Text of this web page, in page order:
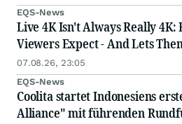
EQS-News
Live 4K Isn't Always Really
Viewers Expect - And Lets
07.08.26, 23:05
EQS-News
Coolita startet Indonesiens
Alliance" mit führenden